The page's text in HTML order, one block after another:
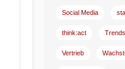
Social Media
think:act Trends
Vertrieb